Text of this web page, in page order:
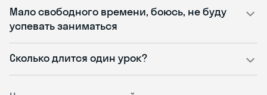
Мало свободного времени, боюсь, не буду
успевать заниматься
Сколько длится один урок?